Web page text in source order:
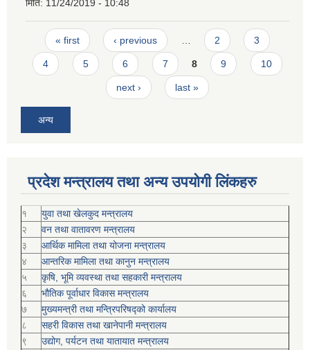
मिति: 11/24/2019 - 10:48
Pages
« first ‹ previous … 2 3
4 5 6 7 8 9 10
next › last »
अन्य
प्रदेश मन्त्रालय तथा अन्य उपयोगी लिंकहरु
१
युवा तथा खेलकुद मन्त्रालय
२
वन तथा वातावरण मन्त्रालय
३
आर्थिक मामिला तथा योजना मन्त्रालय
४
आन्तरिक मामिला तथा कानुन मन्त्रालय
५
कृषि, भूमि व्यवस्था तथा सहकारी मन्त्रालय
६
भौतिक पूर्वाधार विकास मन्त्रालय
७
मुख्यमन्त्री तथा मन्त्रिपरिषद्को कार्यालय
८
सहरी विकास तथा खानेपानी मन्त्रालय
९
उद्योग, पर्यटन तथा यातायात मन्त्रालय